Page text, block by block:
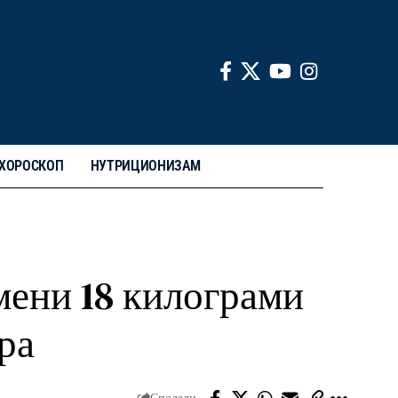
НУТРИЦИОНИЗАМ
18 килограми